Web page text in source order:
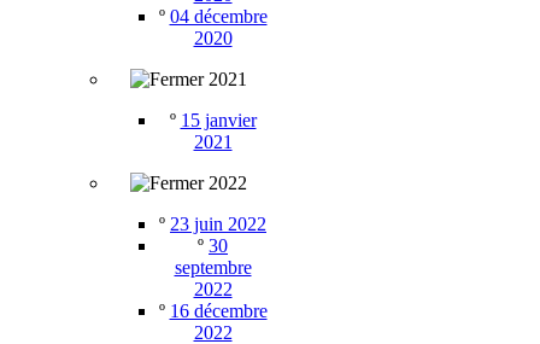
º 04 décembre
2020
2021
º 15 janvier
2021
2022
º 23 juin 2022
º 30
septembre
2022
º 16 décembre
2022